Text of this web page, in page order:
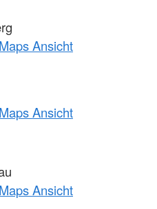
Ansicht
Ansicht
Ansicht